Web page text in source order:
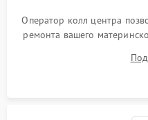
Оператор колл центра
ремонта вашего